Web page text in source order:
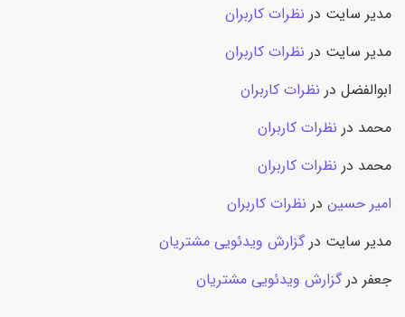
مدیر سایت در نظرات کاربران
مدیر سایت در نظرات کاربران
ابوالفضل در نظرات کاربران
محمد در نظرات کاربران
محمد در نظرات کاربران
امیر حسین در نظرات کاربران
مدیر سایت درگزارش ویدئویی مشتریان
جعفر درگزارش ویدئویی مشتریان